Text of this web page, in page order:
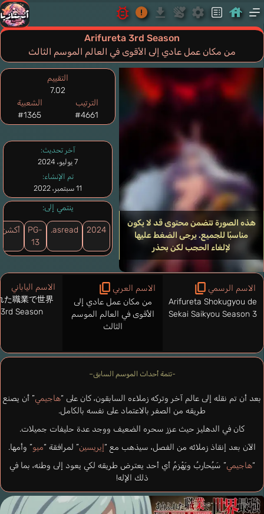
Arifureta 3rd Season
من مكان عمل عادي إلى الأقوى في العالم الموسم الثالث
هذه الصورة تتضمن محتوى قد لا يكون
مناسبًا للجميع. يرجى الضغط عليها
لإلغاء الحجب لكن بحذر
آخر تحديث:
7 يوليو، 2024
تم الإنشاء:
11 سبتمبر، 2022
ينتمي إلى:
2024
asread.
PG-
13
أكشن
-تتمة أحداث الموسم السابق–
بعد أن تم نقله إلى عالم آخر وتركه زملاءه السابقون، كان على “هاجيمي” أن يصنع
طريقه من الصفر بالاعتماد على نفسه بالكامل.
كان في الدهليز حيث عزز سحره الضعيف ووجد عدة حليفات جميلات.
الآن بعد إنقاذ زملائه من الفصل، سيذهب مع “إيريسين” لمرافقة “ميو” وأمها.
“هاجيمي” سَيُحاربُ ويَهْزمُ أي أحد يعترض طريقه لكي يعود إلى وطنه، بما في
ذلك الإله!
الاسم الرسمي
Arifureta Shokugyou de
Sekai Saikyou Season 3
الاسم العربي
من مكان عمل عادي إلى
الأقوى في العالم الموسم
الثالث
الاسم الياباني
た職業で世界
Season
التقييم
7.02
الترتيب
#4661
الشعبية
#1365